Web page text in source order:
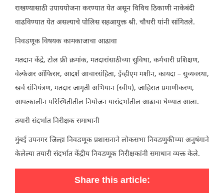
राखण्यासाठी उपाययोजना करण्यात येत असून विविध ठिकाणी नाकेबंदी
वाढविण्यात येत असल्याचे पोलिस सहआयुक्त श्री. चौधरी यांनी सांगितले.
निवडणूक विषयक कामकाजाचा आढावा
मतदान केंद्रे, टोल फ्री क्रमांक, मतदारांसाठीच्या सुविधा, कर्मचारी प्रशिक्षण,
वेल्फेअर ऑफिसर, आदर्श आचारसंहिता, ईव्हीएम मशीन, कायदा – सुव्यवस्था,
खर्च संनियंत्रण, मतदार जागृती अभियान (स्वीप), जाहिरात प्रमाणीकरण,
आपत्कालीन परिस्थितीतील नियोजन यासंदर्भातील आढावा घेण्यात आला.
तयारी संदर्भात निरीक्षक समाधानी
मुंबई उपनगर जिल्हा निवडणूक प्रशासनाने लोकसभा निवडणुकीच्या अनुषंगाने
केलेल्या तयारी संदर्भात केंद्रीय निवडणूक निरीक्षकांनी समाधान व्यक्त केले.
Share this article: